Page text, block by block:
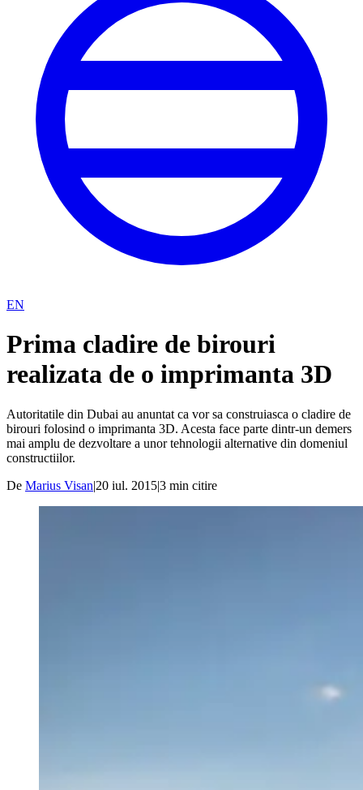
EN
Prima cladire de birouri
realizata de o imprimanta 3D
Autoritatile din Dubai au anuntat ca vor sa construiasca o cladire de
birouri folosind o imprimanta 3D. Acesta face parte dintr-un demers
mai amplu de dezvoltare a unor tehnologii alternative din domeniul
constructiilor.
De Marius Visan|20 iul. 2015|3 min citire